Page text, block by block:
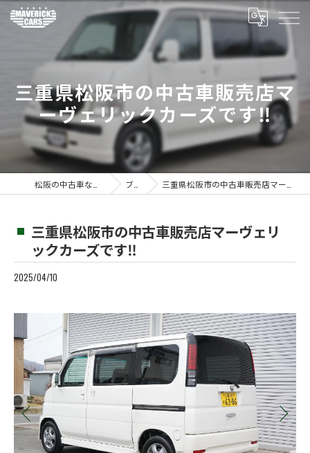
三重県松阪市の中古車販売店マ
ーヴェリックカーズです‼️
ブログ 三重県松阪市の中古車販売店マーヴェリックカーズです‼️
三重県松阪市の中古車販売店マーヴェリ
ックカーズです‼️
2025/04/10